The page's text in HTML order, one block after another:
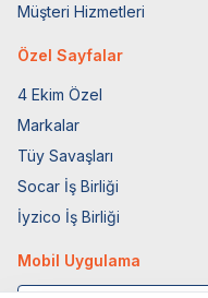
Müşteri Hizmetleri
Özel Sayfalar
4 Ekim Özel
Markalar
Tüy Savaşları
Socar İş Birliği
İyzico İş Birliği
Mobil Uygulama